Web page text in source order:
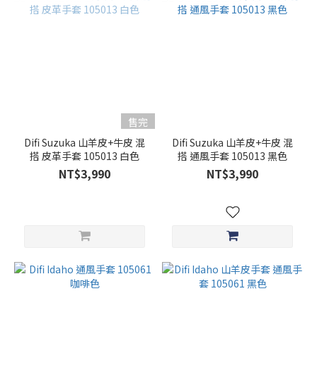
售完
Difi Suzuka 山羊皮+牛皮 混
搭 皮革手套 105013 白色
NT$3,990
Difi Suzuka 山羊皮+牛皮 混
搭 通風手套 105013 黑色
NT$3,990